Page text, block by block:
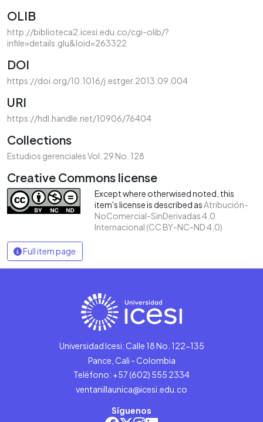
OLIB
http://biblioteca2.icesi.edu.co/cgi-olib/?
infile=details.glu&loid=263322
DOI
https://doi.org/10.1016/j.estger.2013.09.004
URI
https://hdl.handle.net/10906/76404
Collections
Estudios gerenciales Vol. 29 No. 128
Creative Commons license
Except where otherwised noted, this
item's license is described asAtribución-
NoComercial-SinDerivadas 4.0
Internacional (CC BY-NC-ND 4.0)
Full item page
Universidad Icesi: Calle 18 No. 122-135
Pance, Cali - Colombia
Teléfono: +57 (602) 555 2334
ventanillaunica@icesi.edu.co
Síguenos